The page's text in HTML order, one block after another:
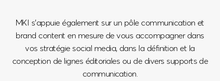
MKI s'appuie également sur un pôle communication et
brand content en mesure de vous accompagner dans
vos stratégie social media, dans la définition et la
conception de lignes éditoriales ou de divers supports de
communication.